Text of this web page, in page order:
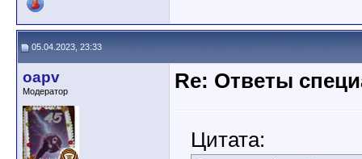
05.04.2023, 23:33
oapv
Модератор Re: Ответы
Цитата: